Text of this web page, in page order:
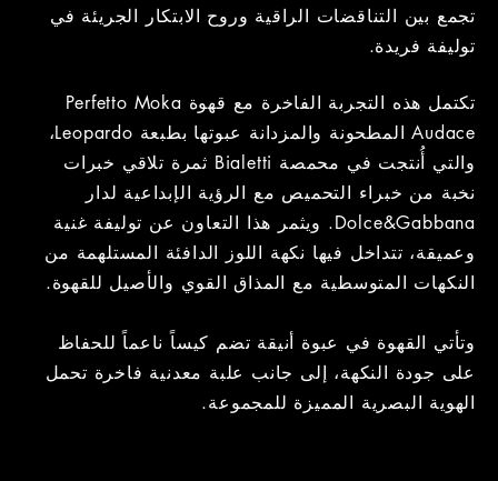
تجمع بين التناقضات الراقية وروح الابتكار الجريئة في
توليفة فريدة.
تكتمل هذه التجربة الفاخرة مع قهوة Perfetto Moka
Audace المطحونة والمزدانة عبوتها بطبعة Leopardo،
والتي أُنتجت في محمصة Bialetti ثمرة تلاقي خبرات
نخبة من خبراء التحميص مع الرؤية الإبداعية لدار
Dolce&Gabbana. ويثمر هذا التعاون عن توليفة غنية
وعميقة، تتداخل فيها نكهة اللوز الدافئة المستلهمة من
النكهات المتوسطية مع المذاق القوي والأصيل للقهوة.
وتأتي القهوة في عبوة أنيقة تضم كيساً ناعماً للحفاظ
على جودة النكهة، إلى جانب علبة معدنية فاخرة تحمل
الهوية البصرية المميزة للمجموعة.